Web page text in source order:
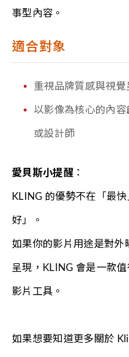
事型內容。
適合對象
重視品牌質感與視
以影像為核心的內
或設計師
愛貝斯小提醒 ：
KLING 的優勢不在「最
好」。
如果你的影片用途是對外
呈現，KLING 會是一款
影片工具。
如果想要知道更多關於